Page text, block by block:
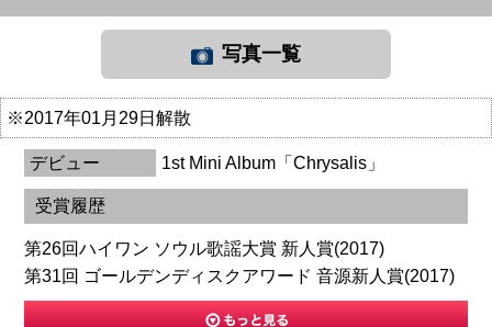
写真一覧
※2017年01月29日解散
デビュー 1st Mini Album「Chrysalis」
受賞履歴
第26回ハイワン ソウル歌謡大賞 新人賞(2017)
第31回 ゴールデンディスクアワード 音源新人賞(2017)